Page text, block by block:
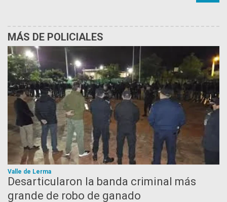
MÁS DE POLICIALES
Valle de Lerma
Desarticularon la banda criminal más
grande de robo de ganado